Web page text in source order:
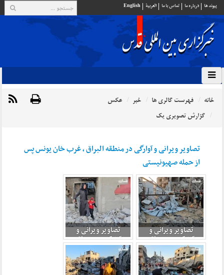
پيوند ها درباره ما تماس با ما العربية English
خانه فهرست گالری ها خبر
عکس
گزارش تصویری یک
تصاویر ویرانی و آوارگی در منطقه البراق ، غرب خان یونس پس
از حمله صهیونیستی
تصاویر ویرانی و
آوارگی در منطقه
البراق ، غرب خان
یونس پس از حمله
صهیونیستی 2
تصاویر ویرانی و
آوارگی در منطقه
البراق ، غرب خان
یونس پس از حمله
صهیونیستی 3